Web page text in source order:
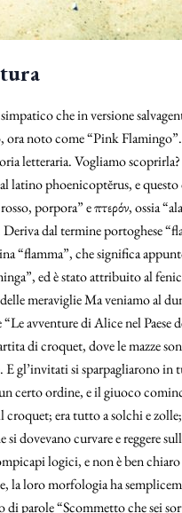
che in versione
noto come “Pink
letteraria. Vogliamo
phoenicoptĕrus, e questo
porpora” e πτερόν, ossia
dal termine portoghese
“flamma”, che significa
ed è stato attribuito al
meraviglie Ma veniamo al
avventure di Alice nel
di croquet, dove le mazze
gl’invitati si sparpagliarono in
certo ordine, e il giuoco
era tutto a solchi e
dovevano curvare e reggere
logici, e non è ben chiaro
loro morfologia ha
parole “Scommetto che sei